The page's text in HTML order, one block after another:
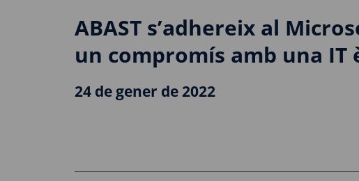
ABAST s’adhereix al
un compromís amb una IT
24 de gener de 2022